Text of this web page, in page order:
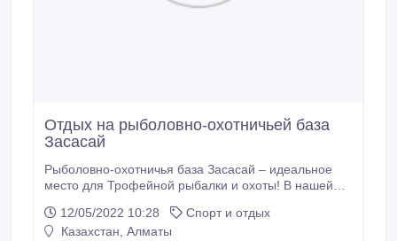
Отдых на рыболовно-охотничьей база
Засасай
Рыболовно-охотничья база Засасай – идеальное
место для Трофейной рыбалки и охоты! В нашей
предлагаем отличные условия для отдыха: Лучшие
гиды Русская баня Комфортное жилье Аренда
12/05/2022 10:28
Спорт и отдых
Казахстан, Алматы